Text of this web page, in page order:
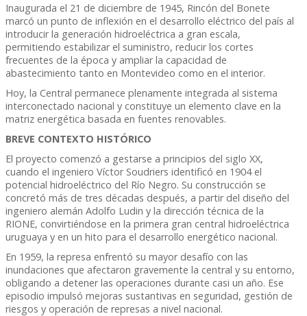
Inaugurada el 21 de diciembre de 1945, Rincón del Bonete
marcó un punto de inflexión en el desarrollo eléctrico del país al
introducir la generación hidroeléctrica a gran escala,
permitiendo estabilizar el suministro, reducir los cortes
frecuentes de la época y ampliar la capacidad de
abastecimiento tanto en Montevideo como en el interior.
Hoy, la Central permanece plenamente integrada al sistema
interconectado nacional y constituye un elemento clave en la
matriz energética basada en fuentes renovables.
BREVE CONTEXTO HISTÓRICO
El proyecto comenzó a gestarse a principios del siglo XX,
cuando el ingeniero Víctor Soudriers identificó en 1904 el
potencial hidroeléctrico del Río Negro. Su construcción se
concretó más de tres décadas después, a partir del diseño del
ingeniero alemán Adolfo Ludin y la dirección técnica de la
RIONE, convirtiéndose en la primera gran central hidroeléctrica
uruguaya y en un hito para el desarrollo energético nacional.
En 1959, la represa enfrentó su mayor desafío con las
inundaciones que afectaron gravemente la central y su entorno,
obligando a detener las operaciones durante casi un año. Ese
episodio impulsó mejoras sustantivas en seguridad, gestión de
riesgos y operación de represas a nivel nacional.